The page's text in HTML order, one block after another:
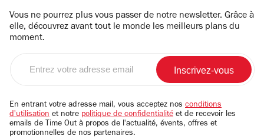
Vous ne pourrez plus vous passer de notre newsletter. Grâce à
elle, découvrez avant tout le monde les meilleurs plans du
moment.
email
En entrant votre adresse mail, vous acceptez nos conditions
d'utilisation et notre politique de confidentialité et de recevoir les
emails de Time Out à propos de l'actualité, évents, offres et
promotionnelles de nos partenaires.